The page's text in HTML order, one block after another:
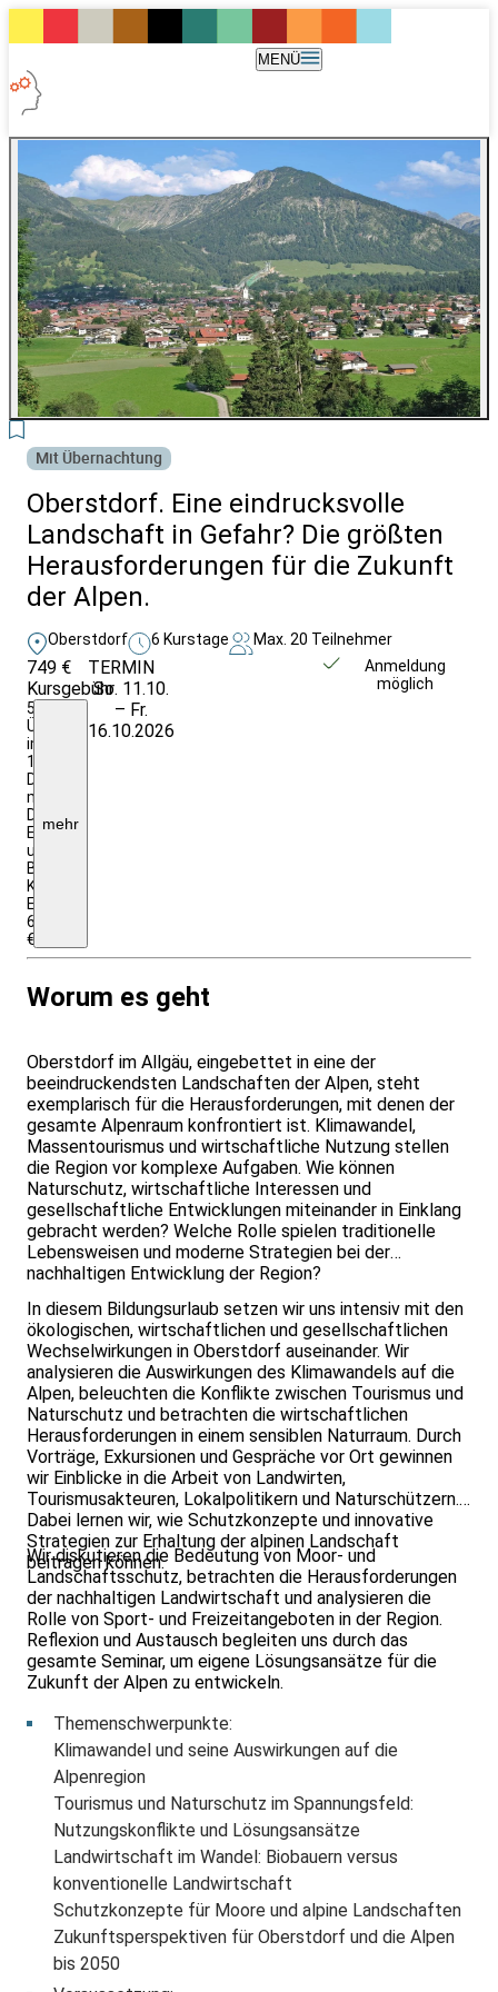
MENÜ
Mit Übernachtung
Oberstdorf. Eine eindrucksvolle
Landschaft in Gefahr? Die größten
Herausforderungen für die Zukunft
der Alpen.
Oberstdorf 6 Kurstage Max. 20 Teilnehmer
749 €
Kursgebühr
5
ÜN/Früh.
im
1/2
DZ
mit
DU/WC;
Eintritte
und
Begegnungen,
Kurtaxe,
EZZ:
60,00
€
mehr
TERMIN
So. 11.10.
– Fr.
16.10.2026
Anmeldung
möglich
Worum es geht
Oberstdorf im Allgäu, eingebettet in eine der
beeindruckendsten Landschaften der Alpen, steht
exemplarisch für die Herausforderungen, mit denen der
gesamte Alpenraum konfrontiert ist. Klimawandel,
Massentourismus und wirtschaftliche Nutzung stellen
die Region vor komplexe Aufgaben. Wie können
Naturschutz, wirtschaftliche Interessen und
gesellschaftliche Entwicklungen miteinander in Einklang
gebracht werden? Welche Rolle spielen traditionelle
Lebensweisen und moderne Strategien bei der
nachhaltigen Entwicklung der Region?
In diesem Bildungsurlaub setzen wir uns intensiv mit den
ökologischen, wirtschaftlichen und gesellschaftlichen
Wechselwirkungen in Oberstdorf auseinander. Wir
analysieren die Auswirkungen des Klimawandels auf die
Alpen, beleuchten die Konflikte zwischen Tourismus und
Naturschutz und betrachten die wirtschaftlichen
Herausforderungen in einem sensiblen Naturraum. Durch
Vorträge, Exkursionen und Gespräche vor Ort gewinnen
wir Einblicke in die Arbeit von Landwirten,
Tourismusakteuren, Lokalpolitikern und Naturschützern.
Dabei lernen wir, wie Schutzkonzepte und innovative
Strategien zur Erhaltung der alpinen Landschaft
beitragen können.
Wir diskutieren die Bedeutung von Moor- und
Landschaftsschutz, betrachten die Herausforderungen
der nachhaltigen Landwirtschaft und analysieren die
Rolle von Sport- und Freizeitangeboten in der Region.
Reflexion und Austausch begleiten uns durch das
gesamte Seminar, um eigene Lösungsansätze für die
Zukunft der Alpen zu entwickeln.
Themenschwerpunkte:
Klimawandel und seine Auswirkungen auf die
Alpenregion
Tourismus und Naturschutz im Spannungsfeld:
Nutzungskonflikte und Lösungsansätze
Landwirtschaft im Wandel: Biobauern versus
konventionelle Landwirtschaft
Schutzkonzepte für Moore und alpine Landschaften
Zukunftsperspektiven für Oberstdorf und die Alpen
bis 2050